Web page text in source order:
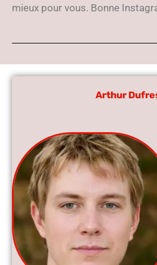
mieux pour vous. Bonne
Arthur